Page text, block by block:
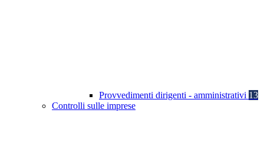
Provvedimenti dirigenti - amministrativi 13
Controlli sulle imprese